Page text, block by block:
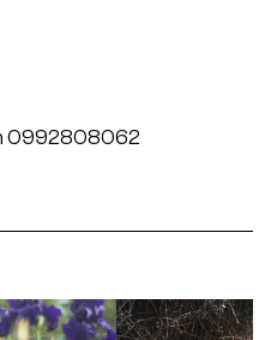
0992808062